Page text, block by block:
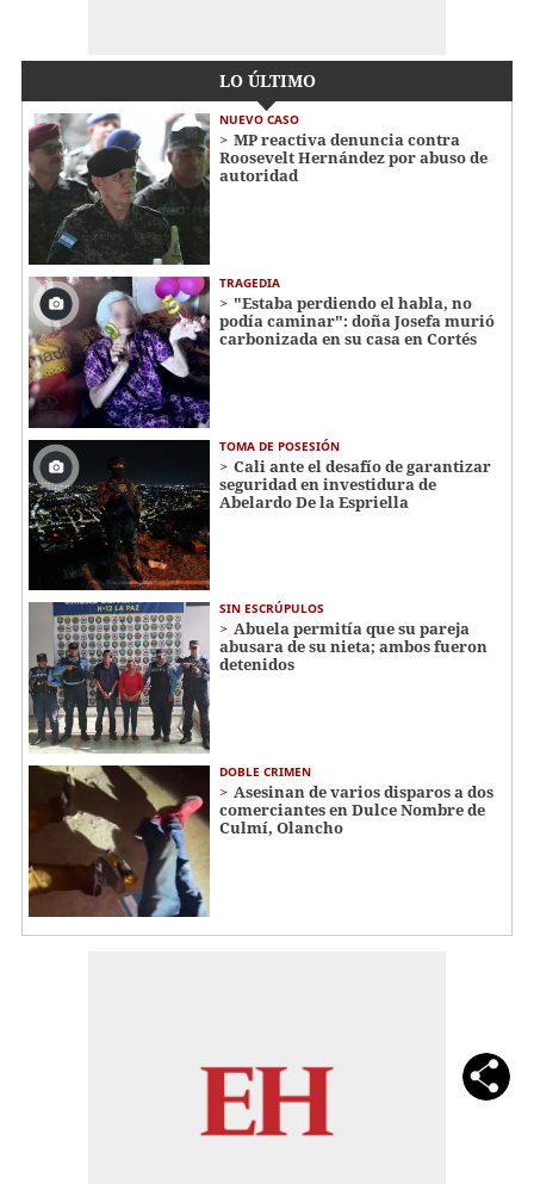
LO ÚLTIMO
NUEVO CASO
MP reactiva denuncia contra
Roosevelt Hernández por abuso de
autoridad
TRAGEDIA
"Estaba perdiendo el habla, no
podía caminar": doña Josefa murió
carbonizada en su casa en Cortés
TOMA DE POSESIÓN
Cali ante el desafío de garantizar
seguridad en investidura de
Abelardo De la Espriella
SIN ESCRÚPULOS
Abuela permitía que su pareja
abusara de su nieta; ambos fueron
detenidos
DOBLE CRIMEN
Asesinan de varios disparos a dos
comerciantes en Dulce Nombre de
Culmí, Olancho